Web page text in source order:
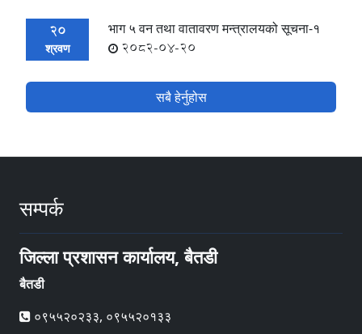
20
श्रवण
भाग ५ वन तथा वातावरण मन्त्रालयको सूचना-१
2082-04-20
सबै हेर्नुहोस
सम्पर्क
जिल्ला प्रशासन कार्यालय, बैतडी
बैतडी
०९५५२०२३३, ०९५५२०१३३